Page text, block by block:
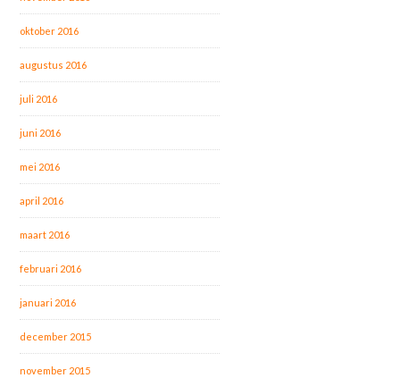
oktober 2016
augustus 2016
juli 2016
juni 2016
mei 2016
april 2016
maart 2016
februari 2016
januari 2016
december 2015
november 2015